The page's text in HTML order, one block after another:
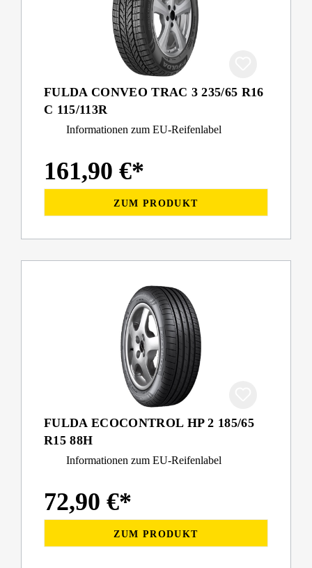
FULDA CONVEO TRAC 3 235/65 R16
C 115/113R
Informationen zum EU-Reifenlabel
161,90 €*
ZUM PRODUKT
FULDA ECOCONTROL HP 2 185/65
R15 88H
Informationen zum EU-Reifenlabel
72,90 €*
ZUM PRODUKT